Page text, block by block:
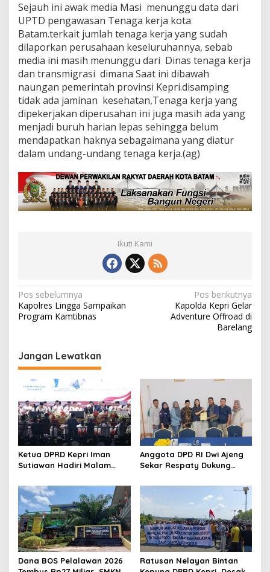
Sejauh ini awak media Masi menunggu data dari
UPTD pengawasan Tenaga kerja kota
Batam.terkait jumlah tenaga kerja yang sudah
dilaporkan perusahaan keseluruhannya, sebab
media ini masih menunggu dari Dinas tenaga kerja
dan transmigrasi dimana Saat ini dibawah
naungan pemerintah provinsi Kepri.disamping
tidak ada jaminan kesehatan,Tenaga kerja yang
dipekerjakan diperusahan ini juga masih ada yang
menjadi buruh harian lepas sehingga belum
mendapatkan haknya sebagaimana yang diatur
dalam undang-undang tenaga kerja.(ag)
Ikuti Kami
N
a
i
g
a
s
i
p
o
s
Pos sebelumnya
Kapolres Lingga Sampaikan
Program Kamtibnas
Pos berikutnya
Kapolda Kepri Gelar
Adventure Offroad di
Barelang
Jangan Lewatkan
Ketua DPRD Kepri Iman
Sutiawan Hadiri Malam
Perkuat Ukhuwah dan
Semangat Persatuan
Anggota DPD RI Dwi Ajeng
Sekar Respaty Dukung
Sungai Pelunggut Gelar
Peringatan HUT RI 2026
Dana BOS Pelalawan 2026
Ratusan Nelayan Bintan